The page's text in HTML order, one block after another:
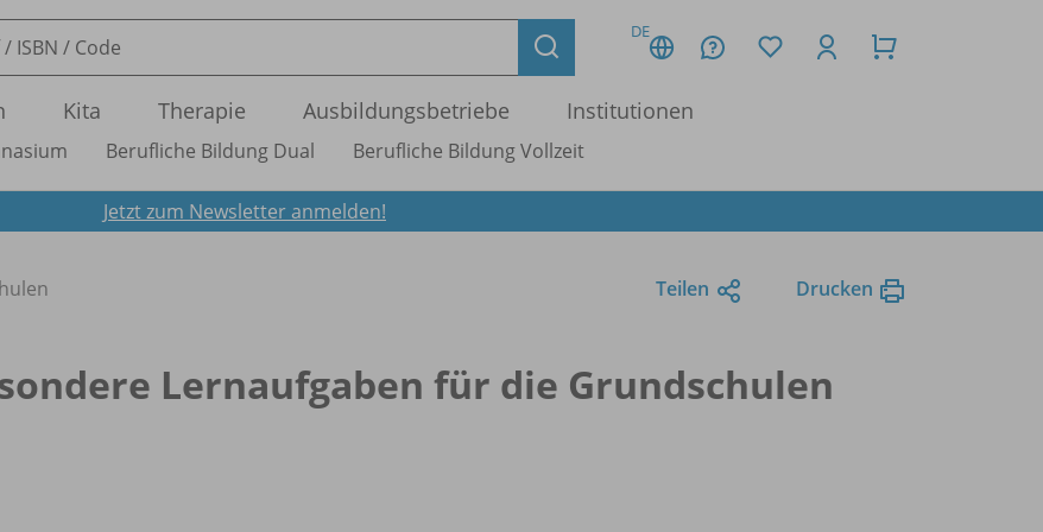
DE
Kita Therapie Ausbildungsbetriebe Institutionen
Berufliche Bildung Dual Berufliche Bildung Vollzeit
Jetzt zum Newsletter anmelden!
Teilen Drucken
Lernaufgaben für die Grundschulen